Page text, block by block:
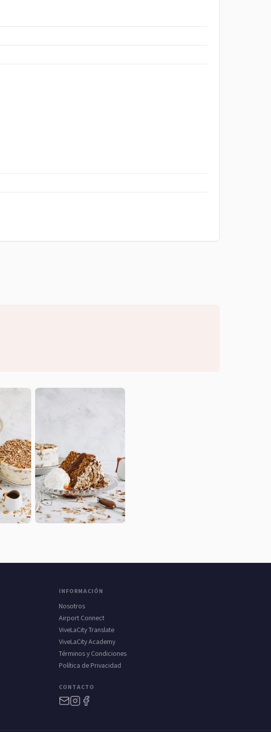
INFORMACIÓN
Nosotros
Airport Connect
ViveLaCity Translate
ViveLaCity Academy
Términos y Condiciones
Política de Privacidad
CONTACTO